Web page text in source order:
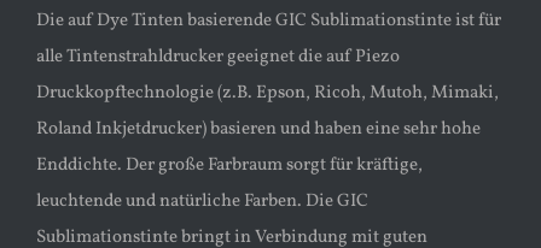
Die auf Dye Tinten basierende GIC Sublimationstinte ist für
alle Tintenstrahldrucker geeignet die auf Piezo
Druckkopftechnologie (z.B. Epson, Ricoh, Mutoh, Mimaki,
Roland Inkjetdrucker) basieren und haben eine sehr hohe
Enddichte. Der große Farbraum sorgt für kräftige,
leuchtende und natürliche Farben. Die GIC
Sublimationstinte bringt in Verbindung mit guten